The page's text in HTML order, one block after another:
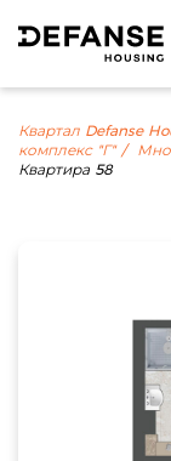
Квартал Defanse
комплекс "Г"
Квартира 58